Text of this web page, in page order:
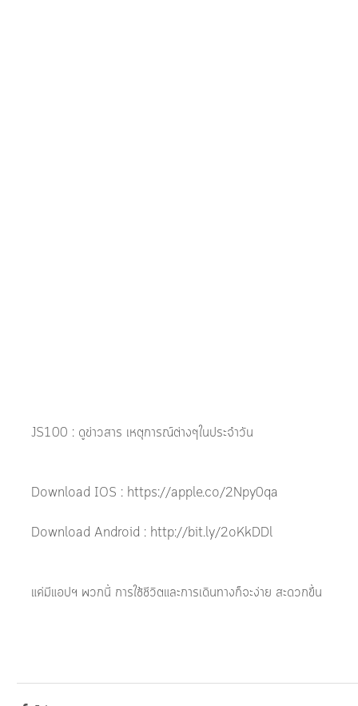
JS100 : ดูข่าวสาร เหตุการณ์ต่างๆในประจำวัน
Download IOS : https://apple.co/2Npy0qa
Download Android : http://bit.ly/2oKkDDl
แค่มีแอปฯ พวกนี้ การใช้ชีวิตและการเดินทางก็จะง่าย สะดวกขึ้น